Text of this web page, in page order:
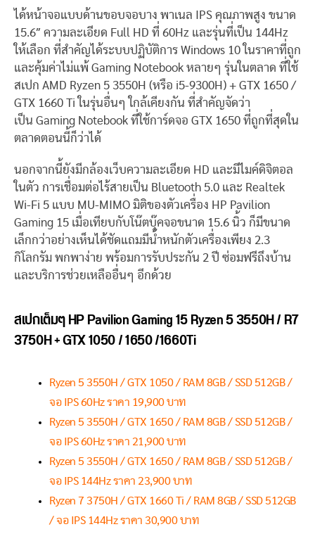
ได้หน้าจอแบบด้านขอบจอบาง พาเนล IPS คุณภาพสูง ขนาด
15.6″ ความละเอียด Full HD ที่ 60Hz และรุ่นที่เป็น 144Hz
ให้เลือก ที่สำคัญได้ระบบปฏิบัติการ Windows 10 ในราคาที่ถูก
และคุ้มค่าไม่แพ้ Gaming Notebook หลายๆ รุ่นในตลาด ที่ใช้
สเปก AMD Ryzen 5 3550H (หรือ i5-9300H) + GTX 1650 /
GTX 1660 Ti ในรุ่นอื่นๆ ใกล้เคียงกัน ที่สำคัญจัดว่า
เป็น Gaming Notebook ที่ใช้การ์ดจอ GTX 1650 ที่ถูกที่สุดใน
ตลาดตอนนี้ก็ว่าได้
นอกจากนี้ยังมีกล้องเว็บความละเอียด HD และมีไมค์ดิจิตอล
ในตัว การเชื่อมต่อไร้สายเป็น Bluetooth 5.0 และ Realtek
Wi-Fi 5 แบบ MU-MIMO มิติของตัวเครื่อง HP Pavilion
Gaming 15 เมื่อเทียบกับโน๊ตบุ๊คจอขนาด 15.6 นิ้ว ก็มีขนาด
เล็กกว่าอย่างเห็นได้ชัดแถมมีน้ำหนักตัวเครื่องเพียง 2.3
กิโลกรัม พกพาง่าย พร้อมการรับประกัน 2 ปี ซ่อมฟรีถึงบ้าน
และบริการช่วยเหลืออื่นๆ อีกด้วย
สเปกเต็มๆ HP Pavilion Gaming 15 Ryzen 5 3550H / R7
3750H + GTX 1050 / 1650 /1660Ti
Ryzen 5 3550H / GTX 1050 / RAM 8GB / SSD 512GB /
จอ IPS 60Hz ราคา 19,900 บาท
Ryzen 5 3550H / GTX 1650 / RAM 8GB / SSD 512GB /
จอ IPS 60Hz ราคา 21,900 บาท
Ryzen 5 3550H / GTX 1650 / RAM 8GB / SSD 512GB /
จอ IPS 144Hz ราคา 23,900 บาท
Ryzen 7 3750H / GTX 1660 Ti / RAM 8GB / SSD 512GB
/ จอ IPS 144Hz ราคา 30,900 บาท